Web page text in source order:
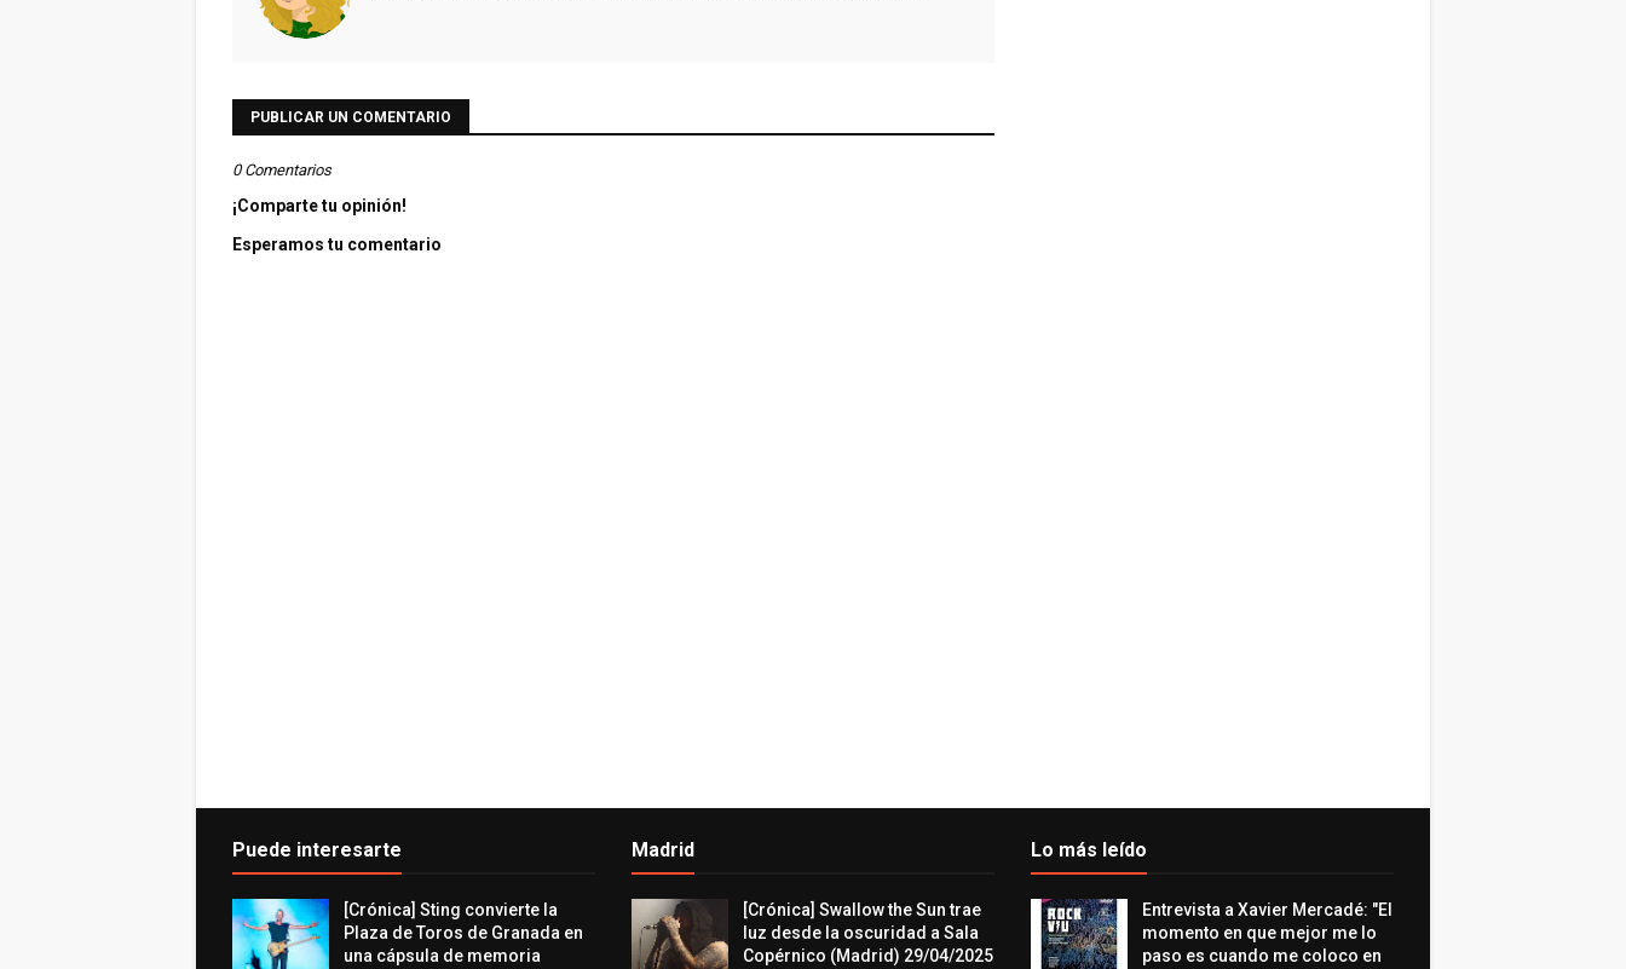
PUBLICAR UN COMENTARIO
0 Comentarios
¡Comparte tu opinión!
Esperamos tu comentario
Puede interesarte
[Crónica] Sting convierte la
Plaza de Toros de Granada en
una cápsula de memoria
Madrid
[Crónica] Swallow the Sun trae
luz desde la oscuridad a Sala
Copérnico (Madrid) 29/04/2025
Lo más leído
Entrevista a Xavier Mercadé: "El
momento en que mejor me lo
paso es cuando me coloco en